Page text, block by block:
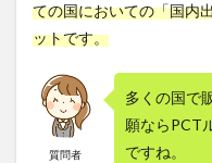
ての国においての「国内
ットです。
質問者
多くの国で
願ならPCT
ですね。